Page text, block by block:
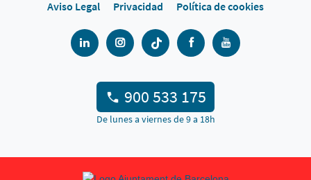
Aviso Legal
Privacidad Política de cookies
900 533 175
De lunes a viernes de 9 a 18h